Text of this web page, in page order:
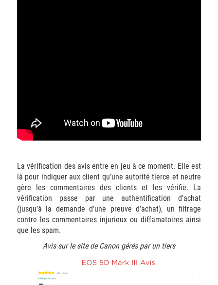
La vérification des avis entre en jeu à ce moment. Elle est
là pour indiquer aux client qu’une autorité tierce et neutre
gère les commentaires des clients et les vérifie. La
vérification passe par une authentification d’achat
(jusqu’à la demande d’une preuve d’achat), un filtrage
contre les commentaires injurieux ou diffamatoires ainsi
que les spam.
Avis sur le site de Canon gérés par un tiers